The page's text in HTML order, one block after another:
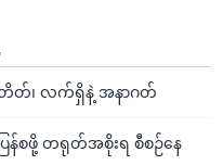
တ်၊ လက်ရှိနဲ့ အနာဂတ်
န်စဖို့ တရုတ်အစိုးရ စီစဉ်နေ